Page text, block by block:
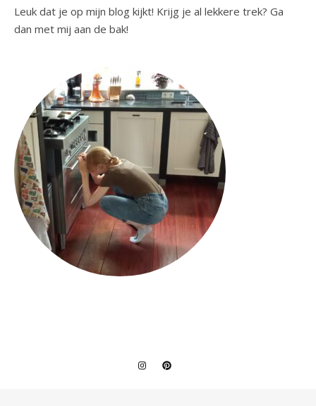
Leuk dat je op mijn blog kijkt! Krijg je al lekkere trek? Ga
dan met mij aan de bak!